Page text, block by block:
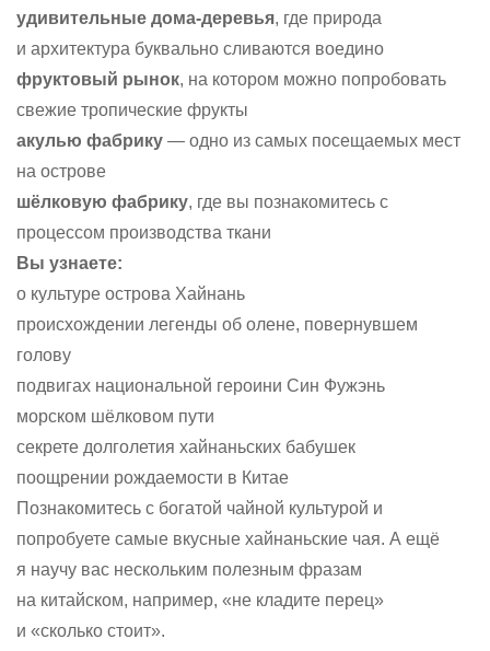
удивительные дома-деревья, где природа
и архитектура буквально сливаются воедино
фруктовый рынок, на котором можно попробовать
свежие тропические фрукты
акулью фабрику — одно из самых посещаемых мест
на острове
шёлковую фабрику, где вы познакомитесь с
процессом производства ткани
Вы узнаете:
о культуре острова Хайнань
происхождении легенды об олене, повернувшем
голову
подвигах национальной героини Син Фужэнь
морском шёлковом пути
секрете долголетия хайнаньских бабушек
поощрении рождаемости в Китае
Познакомитесь с богатой чайной культурой и
попробуете самые вкусные хайнаньские чая. А ещё
я научу вас нескольким полезным фразам
на китайском, например, «не кладите перец»
и «сколько стоит».